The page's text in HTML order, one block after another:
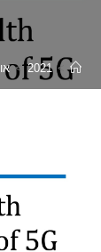
2021
> אוגוסט >